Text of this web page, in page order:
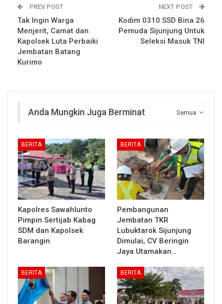
PREV POST
Tak Ingin Warga
Menjerit, Camat dan
Kapolsek Luta Perbaiki
Jembatan Batang
Kurimo
NEXT POST
Kodim 0310 SSD Bina 26
Pemuda Sijunjung Untuk
Seleksi Masuk TNI
Semua
Anda Mungkin Juga Berminat
BERITA
Kapolres Sawahlunto
Pimpin Sertijab Kabag
SDM dan Kapolsek
Barangin
BERITA
Pembangunan
Jembatan TKR
Lubuktarok Sijunjung
Dimulai, CV Beringin
Jaya Utamakan…
BERITA BERITA